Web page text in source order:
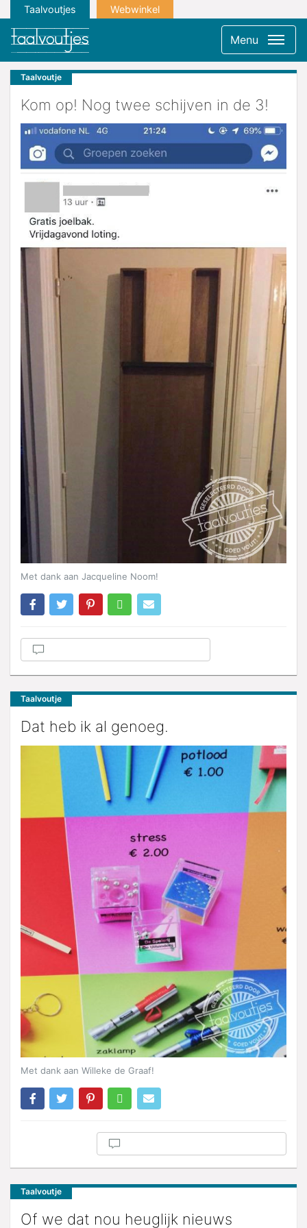
Taalvoutjes Webwinkel
Menu
Taalvoutje
Kom op! Nog twee schijven in de 3!
Met dank aan Jacqueline Noom!
Taalvoutje
Dat heb ik al genoeg.
Met dank aan Willeke de Graaf!
Taalvoutje
Of we dat nou heuglijk nieuws